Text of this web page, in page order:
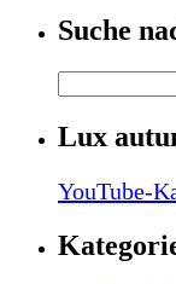
Suche
Lux
YouTube-